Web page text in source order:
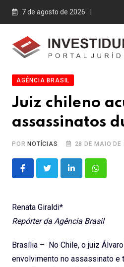
Skip
7 de agosto de 2026
AGÊNCIA BRASIL
Juiz chileno
assassinatos
PORNOTÍCIAS 28 DE MAIO DE
LinkedIn
Renata Giraldi*
Repórter da Agência Brasil
Brasília – No Chile, o juiz
envolvimento no assassinato e